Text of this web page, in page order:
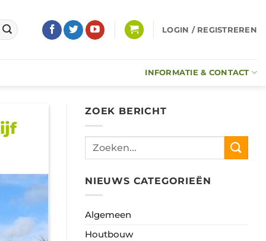
LOGIN / REGISTREREN
INFORMATIE & CONTACT
ZOEK BERICHT
NIEUWS CATEGORIEËN
Algemeen
Houtbouw